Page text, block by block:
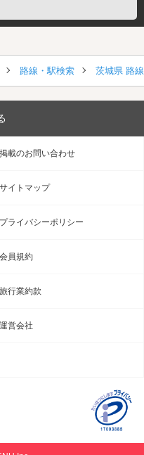
路線・駅検索 茨城県 路
掲載のお問い合わせ
サイトマップ
プライバシーポリシー
会員規約
旅行業約款
運営会社